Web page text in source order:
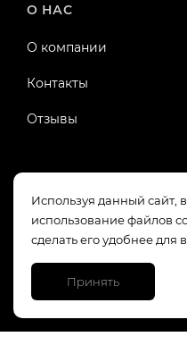
Используя данный сайт,
использование файлов
сделать его удобнее для
Принять
О НАС
О компании
Контакты
Отзывы